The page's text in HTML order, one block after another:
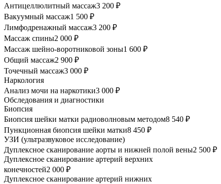
Антицеллюлитный массаж3 200 ₽
Вакуумный массаж1 500 ₽
Лимфодренажный массаж3 200 ₽
Массаж спины2 000 ₽
Массаж шейно-воротниковой зоны1 600 ₽
Общий массаж2 900 ₽
Точечный массаж3 000 ₽
Наркология
Анализ мочи на наркотики3 000 ₽
Обследования и диагностики
Биопсия
Биопсия шейки матки радиоволновым методом8 540 ₽
Пункционная биопсия шейки матки8 450 ₽
УЗИ (ультразвуковое исследование)
Дуплексное сканирование аорты и нижней полой вены2 500 ₽
Дуплексное сканирование артерий верхних
конечностей2 000 ₽
Дуплексное сканирование артерий нижних